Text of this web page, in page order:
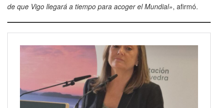
de que Vigo llegará a tiempo para acoger el Mundial», afirmó.